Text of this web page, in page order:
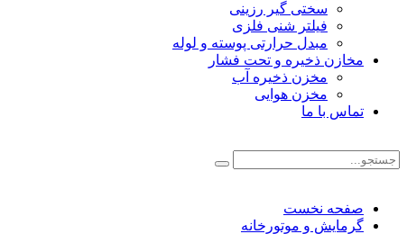
سختی گیر رزینی
فیلتر شنی فلزی
مبدل حرارتی پوسته و لوله
مخازن ذخیره و تحت فشار
مخزن ذخیره آب
مخزن هوایی
تماس با ما
صفحه نخست
گرمایش و موتورخانه